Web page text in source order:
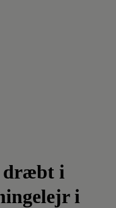
dræbt i
i